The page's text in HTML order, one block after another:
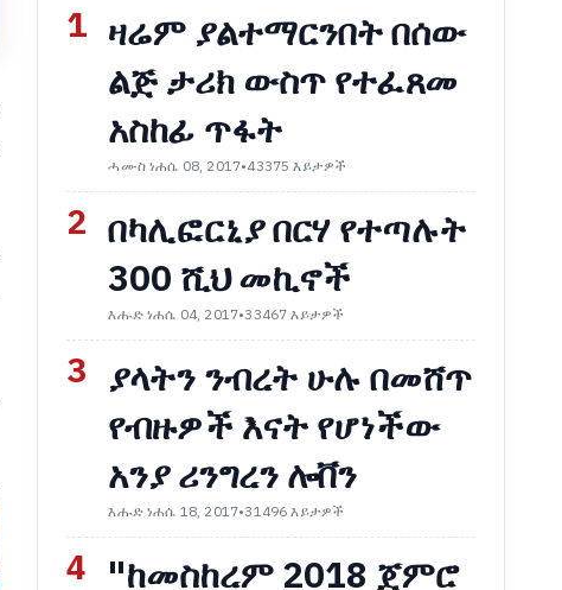
1 ዛሬም ያልተማርንበት በሰው
ልጅ ታሪክ ውስጥ የተፈጸመ
አስከፊ ጥፋት
ሓሙስ ነሐሴ 08, 2017•43375 እይታዎች
2 በካሊፎርኒያ በርሃ የተጣሉት
300 ሺህ መኪኖች
እሑድ ነሐሴ 04, 2017•33467 እይታዎች
3 ያላትን ንብረት ሁሉ በመሸጥ
የብዙዎች እናት የሆነችው
አንያ ሪንግረን ሎቨን
እሑድ ነሐሴ 18, 2017•31496 እይታዎች
4 "ከመስከረም 2018 ጀምሮ